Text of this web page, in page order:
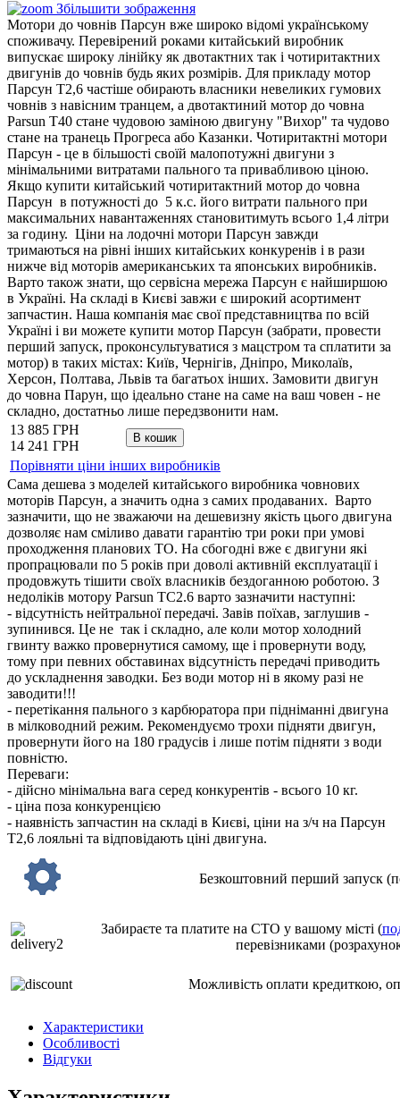
Збільшити зображення
Мотори до човнів Парсун вже широко відомі українському
споживачу. Перевірений роками китайський виробник
випускає широку лінійку як двотактних так і чотиритактних
двигунів до човнів будь яких розмірів. Для прикладу мотор
Парсун Т2,6 частіше обирають власники невеликих гумових
човнів з навісним транцем, а двотактиний мотор до човна
Parsun T40 стане чудовою заміною двигуну "Вихор" та чудово
стане на транець Прогреса або Казанки. Чотиритактні мотори
Парсун - це в більшості своїй малопотужні двигуни з
мінімальними витратами пального та привабливою ціною.
Якщо купити китайський чотиритактний мотор до човна
Парсун в потужності до 5 к.с. його витрати пального при
максимальних навантаженнях становитимуть всього 1,4 літри
за годину. Ціни на лодочні мотори Парсун завжди
тримаються на рівні інших китайських конкуренів і в рази
нижче від моторів американських та японських виробників.
Варто також знати, що сервісна мережа Парсун є найширшою
в Україні. На складі в Києві завжи є широкий асортимент
запчастин. Наша компанія має свої представництва по всій
Україні і ви можете купити мотор Парсун (забрати, провести
перший запуск, проконсультуватися з мацстром та сплатити за
мотор) в таких містах: Київ, Чернігів, Дніпро, Миколаїв,
Херсон, Полтава, Львів та багатьох інших. Замовити двигун
до човна Парун, що ідеально стане на саме на ваш човен - не
складно, достатньо лише передзвонити нам.
13 885 ГРН
14 241 ГРН
Порівняти ціни інших виробників
Сама дешева з моделей китайського виробника човнових
моторів Парсун, а значить одна з самих продаваних. Варто
зазначити, що не зважаючи на дешевизну якість цього двигуна
дозволяє нам сміливо давати гарантію три роки при умові
проходження планових ТО. На сбогодні вже є двигуни які
пропрацювали по 5 років при доволі активній експлуатації і
продовжуть тішити своїх власників бездоганною роботою. З
недоліків мотору Parsun TC2.6 варто зазначити наступні:
- відсутність нейтральної передачі. Завів поїхав, заглушив -
зупинився. Це не так і складно, але коли мотор холодний
гвинту важко провернутися самому, ще і провернути воду,
тому при певних обставинах відсутність передачі приводить
до ускладнення заводки. Без води мотор ні в якому разі не
заводити!!!
- перетікання пального з карбюратора при підніманні двигуна
в мілководний режим. Рекомендуємо трохи підняти двигун,
провернути його на 180 градусів і лише потім підняти з води
повністю.
Переваги:
- дійсно мінімальна вага серед конкурентів - всього 10 кг.
- ціна поза конкуренцією
- наявність запчастин на складі в Києві, ціни на з/ч на Парсун
Т2,6 лояльні та відповідають ціні двигуна.
Безкоштовний перший запуск
Забираєте та платите на СТО у вашому місті (
перевізниками
Можливість оплати кредиткою,
Характеристики
Особливості
Відгуки